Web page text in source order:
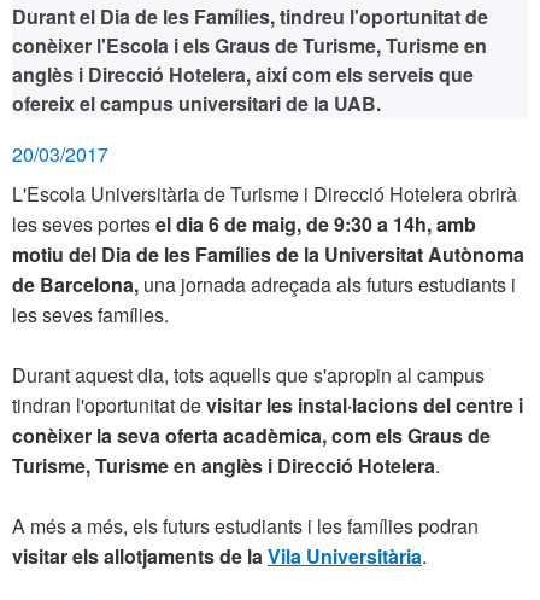
Durant el Dia de les Famílies, tindreu l'oportunitat de
conèixer l'Escola i els Graus de Turisme, Turisme en
anglès i Direcció Hotelera, així com els serveis que
ofereix el campus universitari de la UAB.
20/03/2017
L'Escola Universitària de Turisme i Direcció Hotelera obrirà
les seves portesel dia 6 de maig, de 9:30 a 14h, amb
motiu del Dia de les Famíliesde la Universitat Autònoma
de Barcelona, una jornada adreçada als futurs estudiants i
les seves famílies.
Durant aquest dia, tots aquells que s'apropin al campus
tindran l'oportunitat devisitar les instal·lacions del centre i
conèixer la seva oferta acadèmica, com els Graus de
Turisme, Turisme en anglès i Direcció Hotelera.
A més a més, els futurs estudiants i les famílies podran
visitar els allotjaments de laVila Universitària.